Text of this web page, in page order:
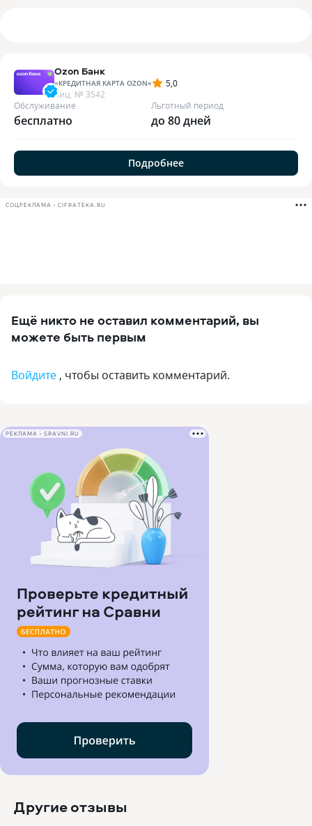
Ozon Банк
«КРЕДИТНАЯ КАРТА OZON»
5,0
лиц. № 3542
Обслуживание
бесплатно
Льготный период
до 80 дней
Подробнее
СОЦРЕКЛАМА • CIFRATEKA.RU
Ещё никто не оставил комментарий, вы
можете быть первым
Войдите , чтобы оставить комментарий.
РЕКЛАМА • SRAVNI.RU
Другие отзывы